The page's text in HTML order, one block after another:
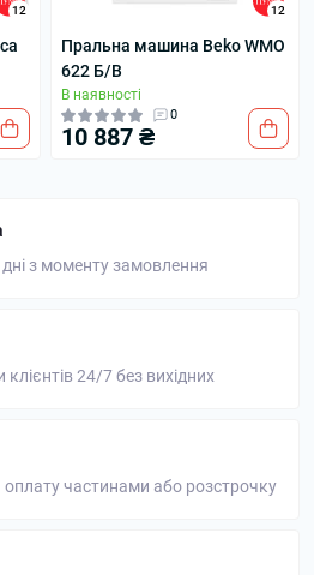
12 12
Пральна машина Beko WMO
622 Б/В
В наявності
0
10 887 ₴
з моменту замовлення
24/7 без вихідних
частинами або розстрочку